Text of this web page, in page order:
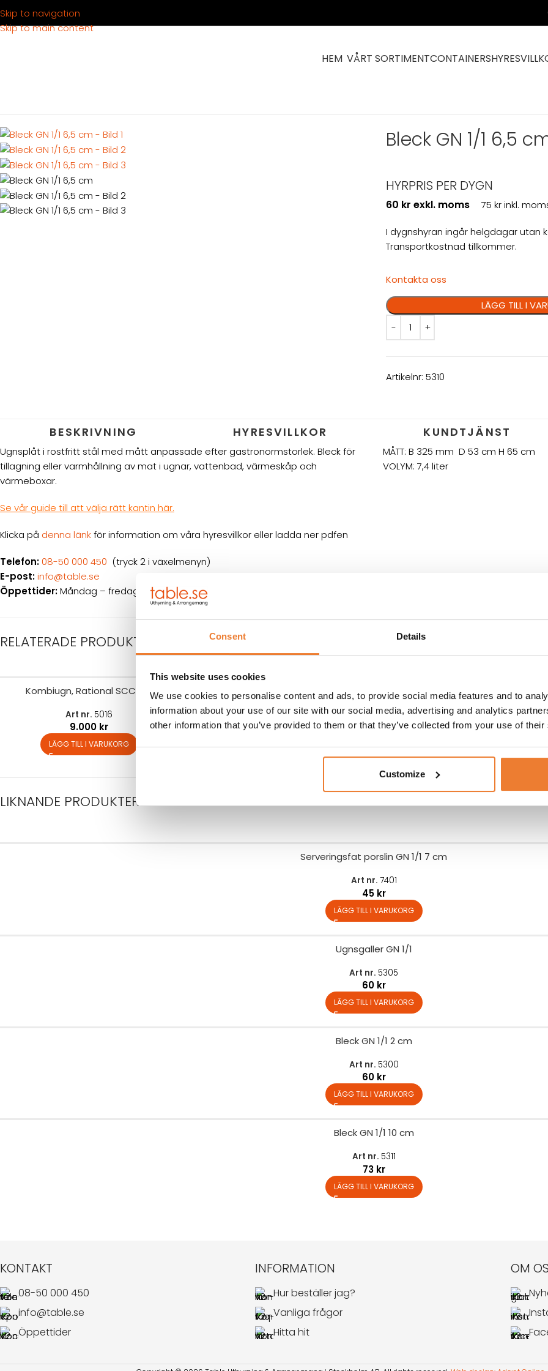
Consent Details
This website uses cookies
We use cookies to personalise content and ads, to provide social media features and to
information about your use of our site with our social media, advertising and analytics
other information that you’ve provided to them or that they’ve collected from your use of
Customize
Skip to navigation
Skip to main content
HEM VÅRT SORTIMENTCONTAINERS
Bleck GN 1/1 6,5
HYRPRIS PER DYGN
60 kr exkl. moms 75 kr inkl.
I dygnshyran ingår helgdagar utan
Transportkostnad tillkommer.
Kontakta oss
LÄGG TILL I
Artikelnr: 5310
BESKRIVNING HYRESVILLKOR KUNDTJÄNST
Ugnsplåt i rostfritt stål med mått anpassade efter gastronormstorlek. Bleck för
tillagning eller varmhållning av mat i ugnar, vattenbad, värmeskåp och
värmeboxar.
Se vår guide till att välja rätt kantin här.
MÅTT: B 325 mm D 53 cm H 65 cm
VOLYM: 7,4 liter
Klicka på denna länkför information om våra hyresvillkor eller ladda ner pdfen
Telefon:08-50 000 450 (tryck 2 i växelmenyn)
E-post:info@table.se
Öppettider:Måndag – fredag 08.00 – 17.00
RELATERADE PRODUKTER
Kombiugn, Rational SCC 201
Art nr. 5016
9.000 kr
LÄGG TILL I VARUKORG
Vattenbad 3 brunnar
Art nr.5410
1.050kr
Varmluftsugn 6 bleck
Art nr. 5030
3.700kr
LIKNANDE PRODUKTER
Serveringsfat porslin GN 1/1 7 cm
Art nr. 7401
45 kr
LÄGG TILL I VARUKORG
Ugnsgaller GN 1/1
Art nr. 5305
60 kr
LÄGG TILL I VARUKORG
Bleck GN 1/1 2 cm
Art nr. 5300
60 kr
LÄGG TILL I VARUKORG
Bleck GN 1/1 10 cm
Art nr. 5311
73 kr
LÄGG TILL I VARUKORG
KONTAKT
08-50 000 450
info@table.se
Öppettider
INFORMATION
Hur beställer jag?
Vanliga frågor
Hitta hit
OM